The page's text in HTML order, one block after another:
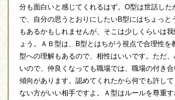
分も面白いと感じてくれるはず。O型は世話した
で、自分の思うとおりにしたいB型にはちょっと
もあるかもしれませんが、そこは少しくらいは
ょう。ＡＢ型は、B型とはちがう視点で合理性を
型への理解もあるので、相性はいいです。ただ
いので、仲良くなっても職場では、職場の付き
傾向があります。認めてくれたから何でも許し
ない方がいい相手ですよ。Ａ型はルールを尊重す